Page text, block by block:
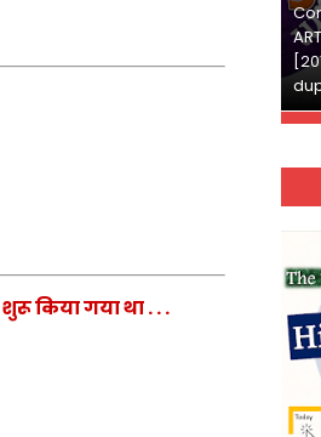
किया गया था . . .
use and/or